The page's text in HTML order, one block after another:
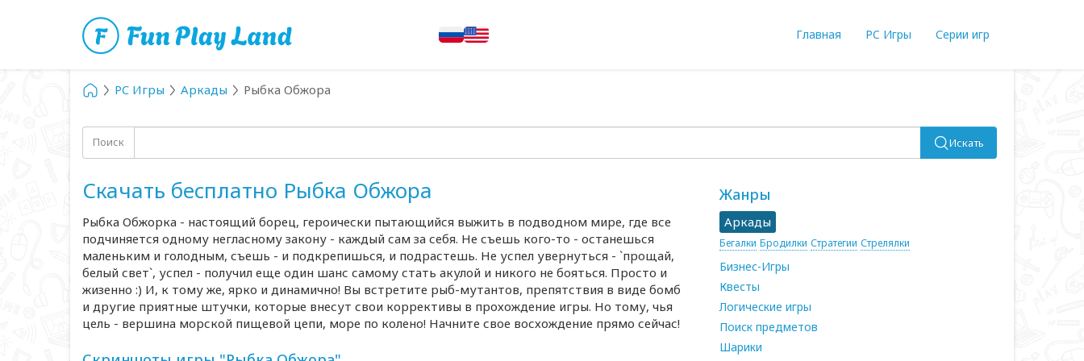
Главная PC Игры Серии игр
PC Игры Аркады Рыбка Обжора
Поиск Искать
Скачать бесплатно Рыбка Обжора
Рыбка Обжорка - настоящий борец, героически пытающийся выжить в подводном мире, где все
подчиняется одному негласному закону - каждый сам за себя. Не съешь кого-то - останешься
маленьким и голодным, съешь - и подкрепишься, и подрастешь. Не успел увернуться - `прощай,
белый свет`, успел - получил еще один шанс самому стать акулой и никого не бояться. Просто и
жизенно :) И, к тому же, ярко и динамично! Вы встретите рыб-мутантов, препятствия в виде бомб
и другие приятные штучки, которые внесут свои коррективы в прохождение игры. Но тому, чья
цель - вершина морской пищевой цепи, море по колено! Начните свое восхождение прямо сейчас!
Жанры
Аркады
Бегалки Бродилки Стратегии Стрелялки
Бизнес-Игры
Квесты
Логические игры
Поиск предметов
Шарики